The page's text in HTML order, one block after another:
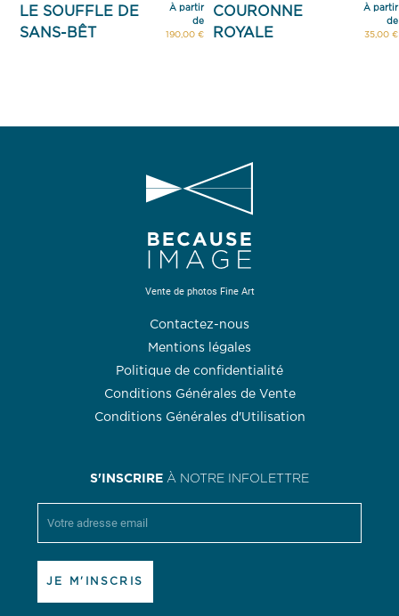
LE SOUFFLE DE
SANS-BÊT
À partir
de
190,00 €
COURONNE
ROYALE
À partir
de
35,00 €
Vente de photos Fine Art
Contactez-nous
Mentions légales
Politique de confidentialité
Conditions Générales de Vente
Conditions Générales d'Utilisation
S'INSCRIRE À NOTRE INFOLETTRE